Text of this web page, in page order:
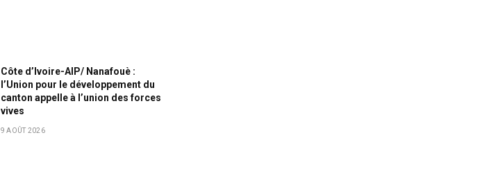
Côte d’Ivoire-AIP/ Nanafouè :
l’Union pour le développement du
canton appelle à l’union des forces
vives
9 AOÛT 2026